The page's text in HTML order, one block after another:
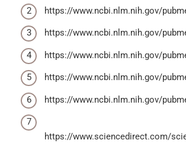
https://www.ncbi.nlm.nih.gov/
https://www.ncbi.nlm.nih.gov/
https://www.ncbi.nlm.nih.gov/
https://www.ncbi.nlm.nih.gov/
https://www.ncbi.nlm.nih.gov/
https://www.sciencedirect.com/